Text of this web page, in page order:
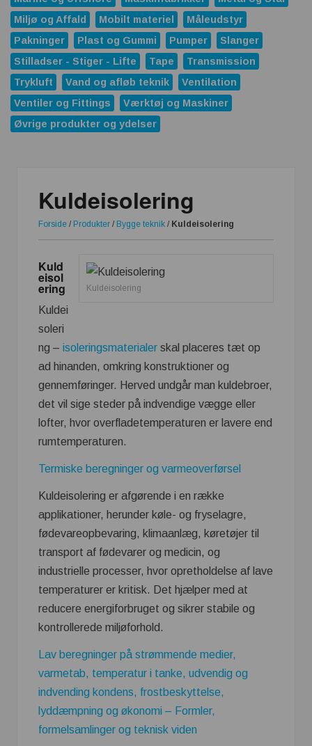
Miljø og Affald
Mobilt materiel
Måleudstyr
Pakninger
Plast og Gummi Pumper
Slanger
Stilladser - Stiger - Lifte
Tape
Transmission
Trykluft
Vand og afløb teknik
Ventilation
Ventiler og Fittings
Værktøj og Maskiner
Øvrige produkter og ydelser
Kuldeisolering
Forside / Produkter / Bygge teknik / Kuldeisolering
Kuldeisolering
Kuld
eisol
ering
Kuldei
soleri
ng – isoleringsmaterialer skal placeres tæt op
ad hinanden, omkring konstruktioner og
gennemføringer. Herved undgår man kuldebroer,
det vil sige steder på indvendige vægge eller
lofter, hvor overfladetemperaturen er lavere end
rumtemperaturen.
Termiske beregninger og varmeoverførsel
Kuldeisolering er afgørende i en række
applikationer, herunder køle- og fryselagre,
fødevareopbevaring, klimaanlæg, køretøjer til
transport af fødevarer og medicin, og
industrielle processer, hvor opretholdelse af lave
temperaturer er kritisk. Det hjælper med at
reducere energiforbruget og sikrer stabile og
kontrollerede miljøforhold.
Lav beregninger på strømmende medier,
varmetab, temperatur i tanke, udvendig og
indvending kondens, frostbeskyttelse,
lyddæmpning og økonomi – Formler,
formelsamlinger og teknisk viden